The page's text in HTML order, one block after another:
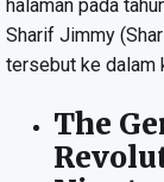
halaman pada
Sharif Jimmy
tersebut ke dalam
The